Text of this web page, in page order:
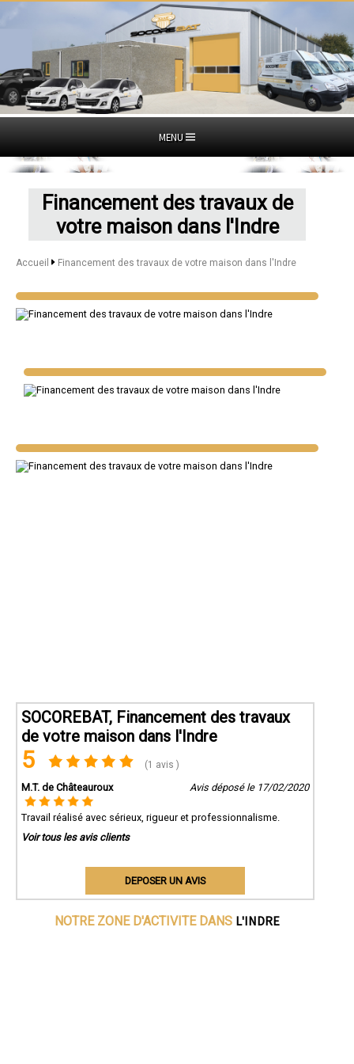
MENU
Financement des travaux de
votre maison dans l'Indre
Accueil Financement des travaux de votre maison dans l'Indre
SOCOREBAT, Financement des travaux
de votre maison dans l'Indre
5 (1 avis )
M.T. de Châteauroux Avis déposé le 17/02/2020
Travail réalisé avec sérieux, rigueur et professionnalisme.
Voir tous les avis clients
DEPOSER UN AVIS
NOTRE ZONE D'ACTIVITE DANS L'INDRE